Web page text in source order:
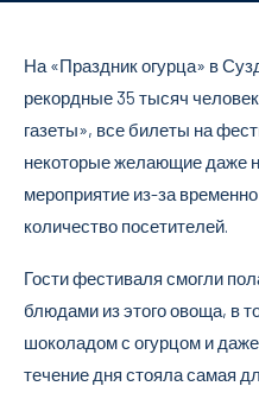
На «Праздник огурца» в
рекордные 35 тысяч
газеты», все билеты на
некоторые желающие даже
мероприятие из-за
количество посетителей.
Гости фестиваля смогли
блюдами из этого овоща, в
шоколадом с огурцом и
течение дня стояла самая